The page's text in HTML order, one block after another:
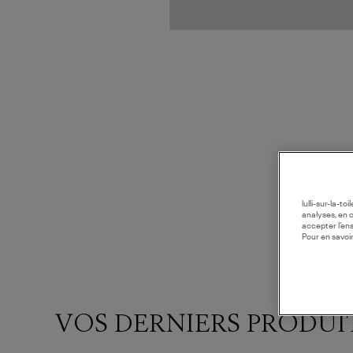
VOS DERNIERS
lulli-sur-la-
analyses, en
accepter
Pour en